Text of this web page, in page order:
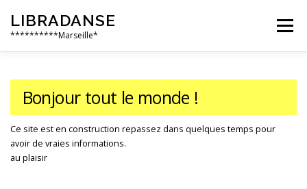
contenu
LIBRADANSE
**********Marseille*
Menu
QUI SOMMES NOUS LES DANSES LIBRES
EN PRATIQUE NOS ÉVÈNEMENTS AILLEURS
Bonjour tout le monde !
Ce site est en construction repassez dans quelques temps pour
avoir de vraies informations.
au plaisir